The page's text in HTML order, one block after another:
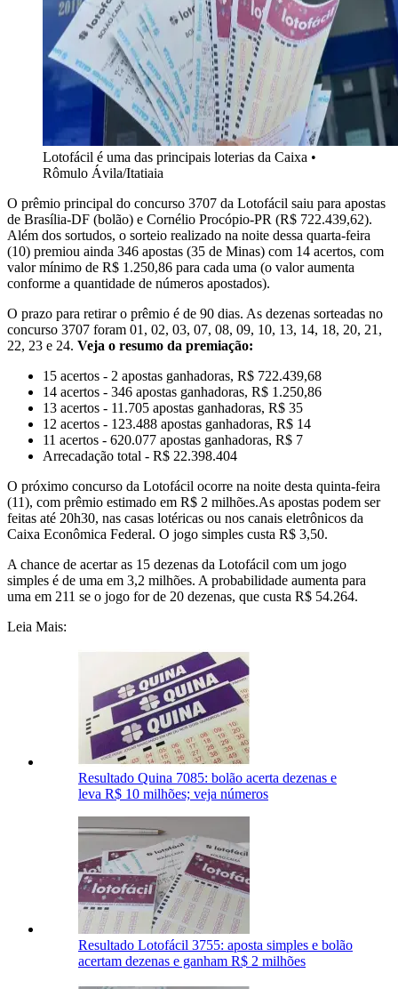
Lotofácil é uma das principais loterias da Caixa •
Rômulo Ávila/Itatiaia
O prêmio principal do concurso 3707 da Lotofácil saiu para apostas
de Brasília-DF (bolão) e Cornélio Procópio-PR (R$ 722.439,62).
Além dos sortudos, o sorteio realizado na noite dessa quarta-feira
(10) premiou ainda 346 apostas (35 de Minas) com 14 acertos, com
valor mínimo de R$ 1.250,86 para cada uma (o valor aumenta
conforme a quantidade de números apostados).
O prazo para retirar o prêmio é de 90 dias. As dezenas sorteadas no
concurso 3707 foram 01, 02, 03, 07, 08, 09, 10, 13, 14, 18, 20, 21,
22, 23 e 24. Veja o resumo da premiação:
15 acertos - 2 apostas ganhadoras, R$ 722.439,68
14 acertos - 346 apostas ganhadoras, R$ 1.250,86
13 acertos - 11.705 apostas ganhadoras, R$ 35
12 acertos - 123.488 apostas ganhadoras, R$ 14
11 acertos - 620.077 apostas ganhadoras, R$ 7
Arrecadação total - R$ 22.398.404
O próximo concurso da Lotofácil ocorre na noite desta quinta-feira
(11), com prêmio estimado em R$ 2 milhões.As apostas podem ser
feitas até 20h30, nas casas lotéricas ou nos canais eletrônicos da
Caixa Econômica Federal. O jogo simples custa R$ 3,50.
A chance de acertar as 15 dezenas da Lotofácil com um jogo
simples é de uma em 3,2 milhões. A probabilidade aumenta para
uma em 211 se o jogo for de 20 dezenas, que custa R$ 54.264.
Leia Mais:
Resultado Quina 7085: bolão acerta dezenas e
leva R$ 10 milhões; veja números
Resultado Lotofácil 3755: aposta simples e bolão
acertam dezenas e ganham R$ 2 milhões